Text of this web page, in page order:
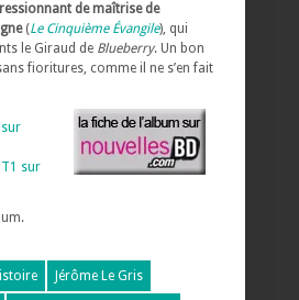
de maîtrise de
(Le Cinquième Évangile), qui
le Giraud de Blueberry. Un bon
fioritures, comme il ne s’en fait
sur
Jérôme Le Gris